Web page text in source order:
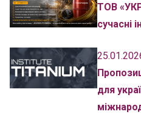
ТОВ
сучасні
для